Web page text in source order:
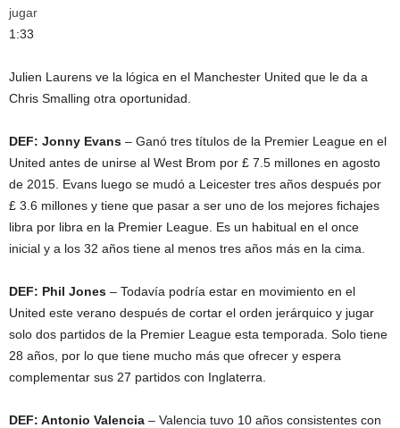
jugar
1:33
Julien Laurens ve la lógica en el Manchester United que le da a
Chris Smalling otra oportunidad.
DEF: Jonny Evans – Ganó tres títulos de la Premier League en el
United antes de unirse al West Brom por £ 7.5 millones en agosto
de 2015. Evans luego se mudó a Leicester tres años después por
£ 3.6 millones y tiene que pasar a ser uno de los mejores fichajes
libra por libra en la Premier League. Es un habitual en el once
inicial y a los 32 años tiene al menos tres años más en la cima.
DEF: Phil Jones – Todavía podría estar en movimiento en el
United este verano después de cortar el orden jerárquico y jugar
solo dos partidos de la Premier League esta temporada. Solo tiene
28 años, por lo que tiene mucho más que ofrecer y espera
complementar sus 27 partidos con Inglaterra.
DEF: Antonio Valencia – Valencia tuvo 10 años consistentes con